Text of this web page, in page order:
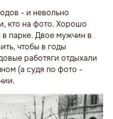
- и невольно
кто на фото. Хорошо
в парке. Двое мужчин в
чтобы в годы
работяги отдыхали
(а судя по фото -